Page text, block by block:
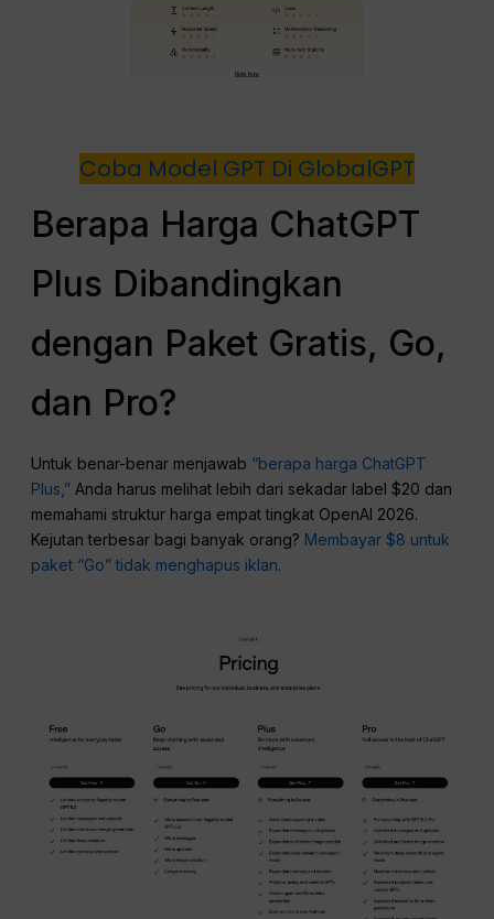
Coba Model GPT Di GlobalGPT
Berapa Harga ChatGPT
Plus Dibandingkan
dengan Paket Gratis, Go,
dan Pro?
Untuk benar-benar menjawab “berapa harga ChatGPT
Plus,”Anda harus melihat lebih dari sekadar label $20 dan
memahami struktur harga empat tingkat OpenAI 2026.
Kejutan terbesar bagi banyak orang? Membayar $8 untuk
paket “Go” tidak menghapus iklan.